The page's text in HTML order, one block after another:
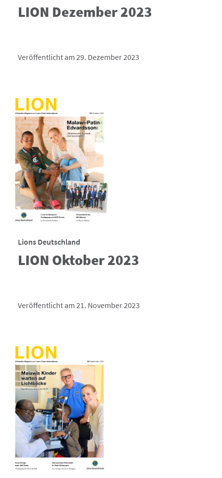
LION Dezember 2023
Veröffentlicht am 29. Dezember 2023
Lions Deutschland
LION Oktober 2023
Veröffentlicht am 21. November 2023